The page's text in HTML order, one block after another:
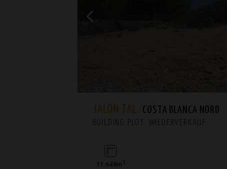
JALÓN TAL. COSTA BLANCA NORD
BUILDING PLOT. WIEDERVERKAUF
11.649m 2